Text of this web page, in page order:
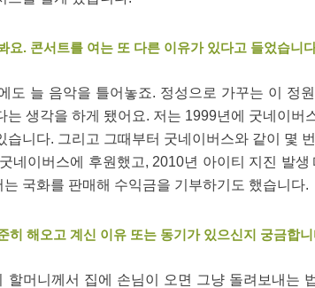
요. 콘서트를 여는 또 다른 이유가 있다고 들었습니
도 늘 음악을 틀어놓죠. 정성으로 가꾸는 이 정
는 생각을 하게 됐어요. 저는 1999년에 굿네이버
습니다. 그리고 그때부터 굿네이버스와 같이 몇
네이버스에 후원했고, 2010년 아이티 지진 발생
는 국화를 판매해 수익금을 기부하기도 했습니다.
히 해오고 계신 이유 또는 동기가 있으신지 궁금합
할머니께서 집에 손님이 오면 그냥 돌려보내는